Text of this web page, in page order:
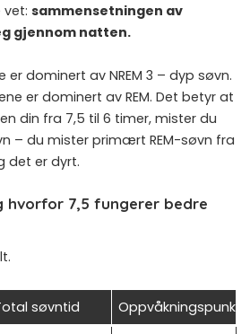
vet: sammensetningen av
gjennom natten.
er dominert av NREM 3 – dyp søvn.
er dominert av REM. Det betyr at
din fra 7,5 til 6 timer, mister du
– du mister primært REM-søvn fra
det er dyrt.
hvorfor 7,5 fungerer bedre
søvntid Oppvåkningspunkt